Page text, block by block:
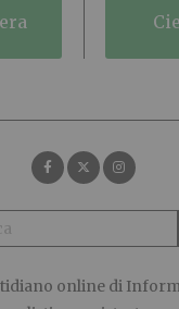
online di